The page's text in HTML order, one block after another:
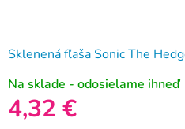
Sklenená fľaša Sonic The
Na sklade - odosielame ihneď
4,32 €